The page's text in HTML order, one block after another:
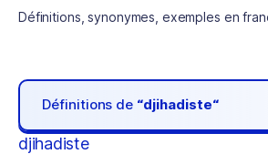
Définitions, synonymes, exemples en
Définitions de “djihadiste“
djihadiste